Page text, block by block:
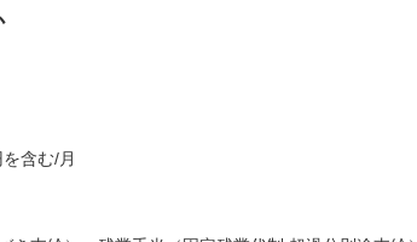
含む/月